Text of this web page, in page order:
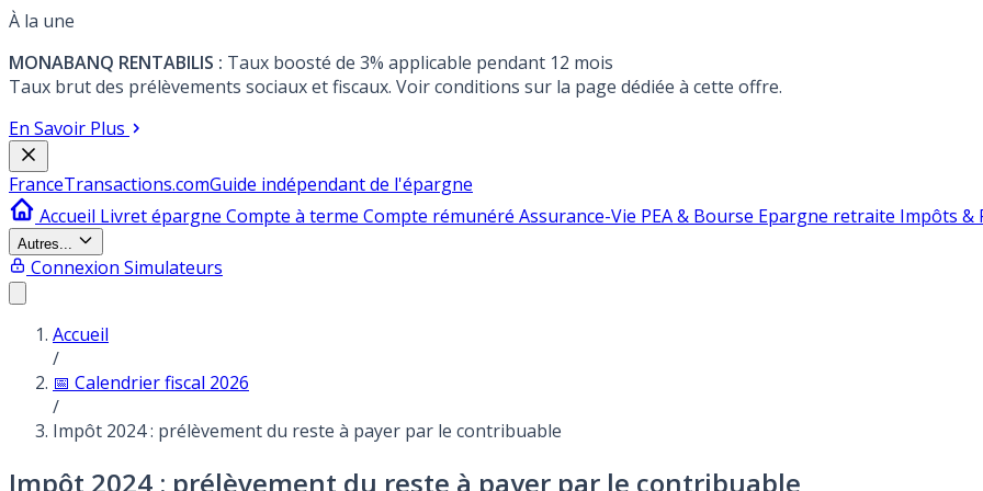
À la une
MONABANQ RENTABILIS : Taux boosté de 3% applicable pendant 12 mois
Taux brut des prélèvements sociaux et fiscaux. Voir conditions sur la page dédiée à cette offre.
En Savoir Plus
FranceTransactions.comGuide indépendant de l'épargne
Accueil Livret épargne Compte à terme Compte rémunéré Assurance-Vie PEA & Bourse Epargne retraite Impôts &
Autres...
Connexion Simulateurs
Accueil
/
📅 Calendrier fiscal 2026
/
Impôt 2024 : prélèvement du reste à payer par le contribuable
Impôt 2024 : prélèvement du reste à payer par le contribuable